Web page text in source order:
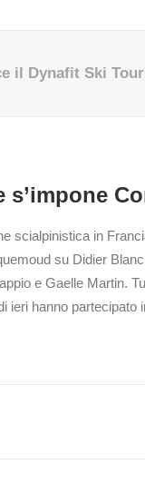
il Dynafit Ski
s’impone
scialpinistica in
su Didier Blanc
e Gaelle Martin.
ieri hanno partecipato